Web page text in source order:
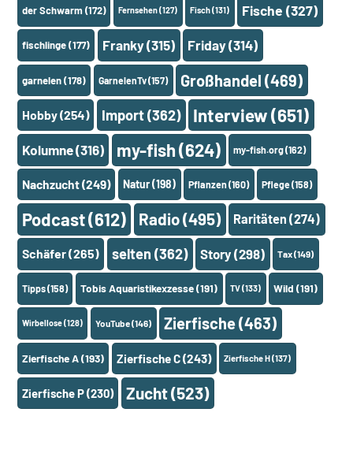
der Schwarm(172) Fernsehen(127) Fisch(131) Fische (327)
fischlinge(177) Franky(315) Friday(314)
garnelen(178) GarnelenTv(157) Großhandel (469)
Hobby(254) Import(362) Interview(651)
Kolumne(316) my-fish(624) my-fish.org(162)
Nachzucht(249) Natur(198) Pflanzen(160) Pflege(158)
Podcast(612) Radio(495) Raritäten (274)
Schäfer(265) selten (362) Story (298) Tax(149)
Tipps(158) Tobis Aquaristikexzesse(191) TV(133) Wild (191)
Wirbellose(128) YouTube(146) Zierfische(463)
Zierfische A(193) Zierfische C(243) Zierfische H(137)
Zierfische P(230) Zucht(523)